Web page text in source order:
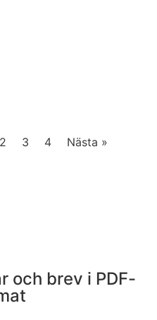
2 3 4 Nästa »
och brev i PDF-